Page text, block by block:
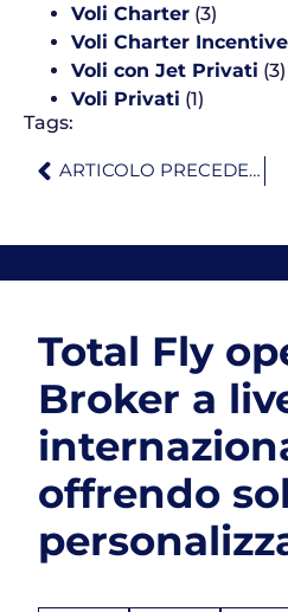
Voli Charter (3)
Voli Charter Incentive
Voli con Jet Privati (3)
Voli Privati (1)
Tags:
ARTICOLO PRECEDENTE
Total Fly
Broker a
offrendo